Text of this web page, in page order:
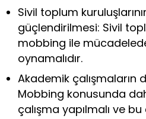
Sivil toplum
güçlendirilmesi: Sivil
mobbing ile
oynamalıdır.
Akademik çalışmaların
Mobbing konusunda
çalışma yapılmalı ve bu